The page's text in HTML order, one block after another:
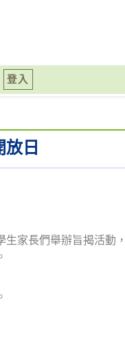
登入
日
家長們舉辦旨揭活動